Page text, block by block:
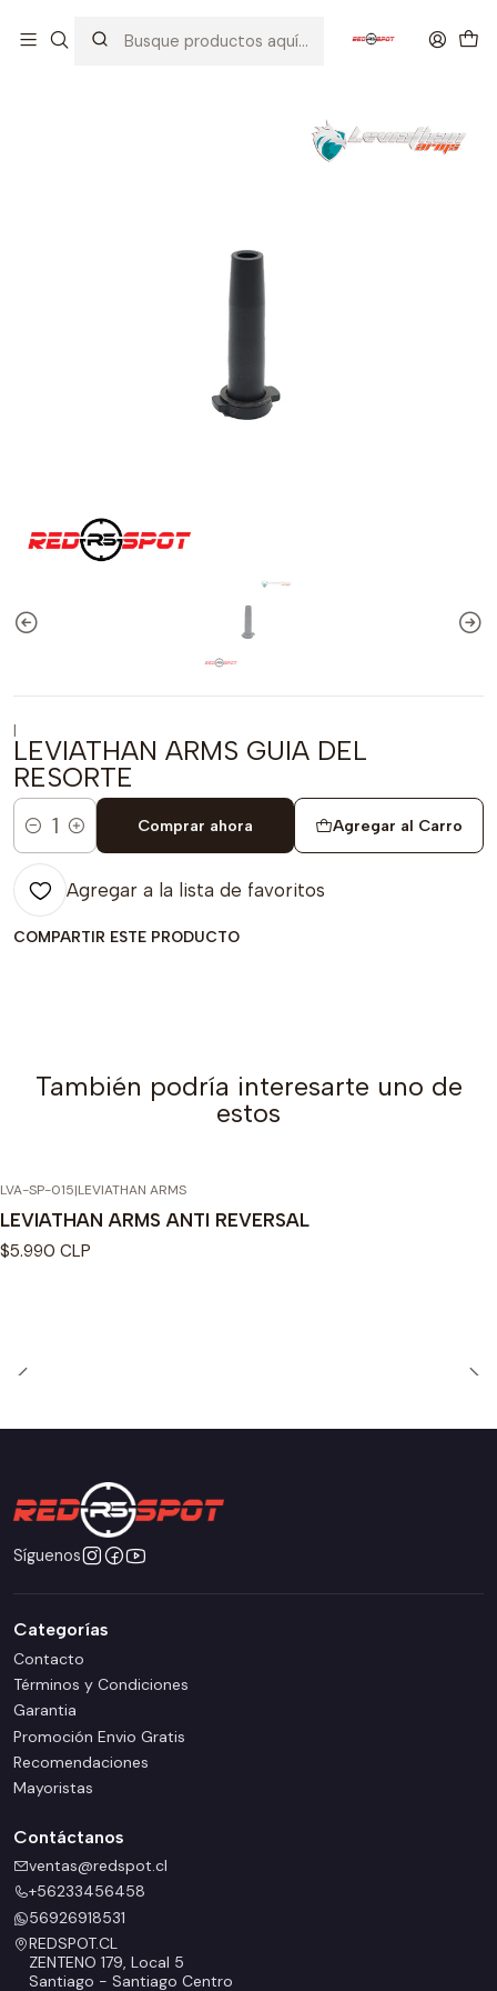
LEVIATHAN ARMS GUIA DEL RESORTE
|
LEVIATHAN ARMS GUIA DEL
RESORTE
Cantidad
Agregar al Carro
Comprar ahora
Agregar a la lista de favoritos
COMPARTIR ESTE PRODUCTO
También podría interesarte uno de
estos
LVA-SP-015|LEVIATHAN ARMS
LEVIATHAN ARMS ANTI REVERSAL
$5.990 CLP
Síguenos
Categorías
Contacto
Términos y Condiciones
Garantia
Promoción Envio Gratis
Recomendaciones
Mayoristas
Contáctanos
ventas@redspot.cl
+56233456458
56926918531
REDSPOT.CL
ZENTENO 179, Local 5
Santiago - Santiago Centro